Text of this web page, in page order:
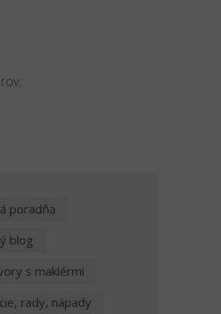
poradňa
blog
s maklérmi
rady, nápady